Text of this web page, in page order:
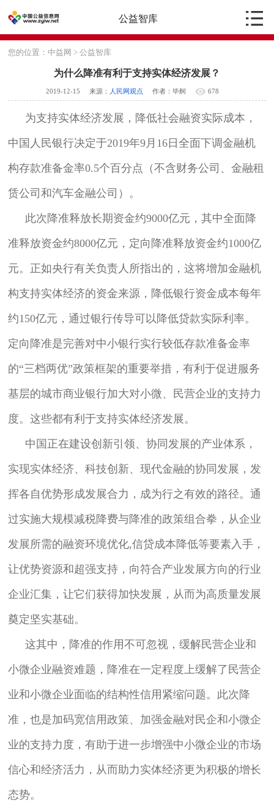
公益智库
您的位置：中益网 >公益智库
为什么降准有利于支持实体经济发展？
2019-12-15 来源： 人民网观点 作者：毕舸 678
为支持实体经济发展，降低社会融资实际成本，
中国人民银行决定于2019年9月16日全面下调金融机
构存款准备金率0.5个百分点（不含财务公司、金融租
赁公司和汽车金融公司）。
此次降准释放长期资金约9000亿元，其中全面降
准释放资金约8000亿元，定向降准释放资金约1000亿
元。正如央行有关负责人所指出的，这将增加金融机
构支持实体经济的资金来源，降低银行资金成本每年
约150亿元，通过银行传导可以降低贷款实际利率。
定向降准是完善对中小银行实行较低存款准备金率
的“三档两优”政策框架的重要举措，有利于促进服务
基层的城市商业银行加大对小微、民营企业的支持力
度。这些都有利于支持实体经济发展。
中国正在建设创新引领、协同发展的产业体系，
实现实体经济、科技创新、现代金融的协同发展，发
挥各自优势形成发展合力，成为行之有效的路径。通
过实施大规模减税降费与降准的政策组合拳，从企业
发展所需的融资环境优化,信贷成本降低等要素入手，
让优势资源和超强支持，向符合产业发展方向的行业
企业汇集，让它们获得加快发展，从而为高质量发展
奠定坚实基础。
这其中，降准的作用不可忽视，缓解民营企业和
小微企业融资难题，降准在一定程度上缓解了民营企
业和小微企业面临的结构性信用紧缩问题。此次降
准，也是加码宽信用政策、加强金融对民企和小微企
业的支持力度，有助于进一步增强中小微企业的市场
信心和经济活力，从而助力实体经济更为积极的增长
态势。